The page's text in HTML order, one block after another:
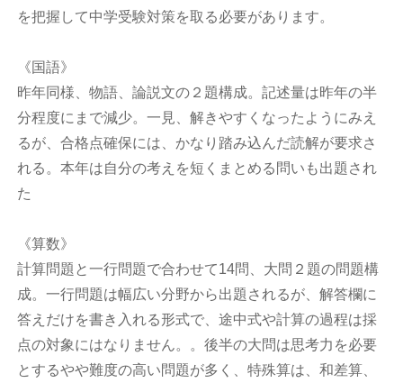
を把握して中学受験対策を取る必要があります。
《国語》
昨年同様、物語、論説文の２題構成。記述量は昨年の半
分程度にまで減少。一見、解きやすくなったようにみえ
るが、合格点確保には、かなり踏み込んだ読解が要求さ
れる。本年は自分の考えを短くまとめる問いも出題され
た
《算数》
計算問題と一行問題で合わせて14問、大問２題の問題構
成。一行問題は幅広い分野から出題されるが、解答欄に
答えだけを書き入れる形式で、途中式や計算の過程は採
点の対象にはなりません。。後半の大問は思考力を必要
とするやや難度の高い問題が多く、特殊算は、和差算、